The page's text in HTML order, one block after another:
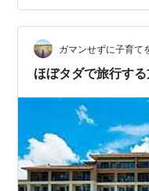
ッツ1泊で1回行きた
す。 【チェックイン
屋編１】ガマンせずに子育て
ほぼタダで旅行す